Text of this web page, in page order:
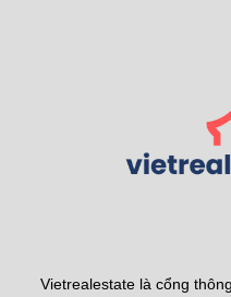
Vietrealestate là cổng